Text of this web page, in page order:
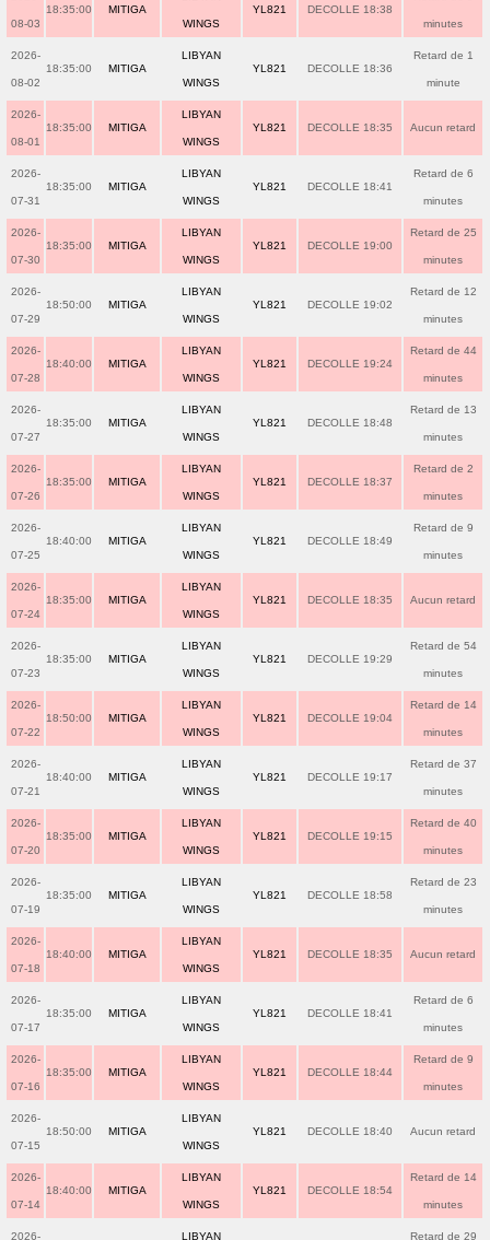
08-03
18:35:00 MITIGA
WINGS
YL821 DECOLLE 18:38
minutes
2026-
08-02
18:35:00 MITIGA
LIBYAN
WINGS
YL821 DECOLLE 18:36
Retard de 1
minute
2026-
08-01
18:35:00 MITIGA
LIBYAN
WINGS
YL821 DECOLLE 18:35 Aucun retard
2026-
07-31
18:35:00 MITIGA
LIBYAN
WINGS
YL821 DECOLLE 18:41
Retard de 6
minutes
2026-
07-30
18:35:00 MITIGA
LIBYAN
WINGS
YL821 DECOLLE 19:00
Retard de 25
minutes
2026-
07-29
18:50:00 MITIGA
LIBYAN
WINGS
YL821 DECOLLE 19:02
Retard de 12
minutes
2026-
07-28
18:40:00 MITIGA
LIBYAN
WINGS
YL821 DECOLLE 19:24
Retard de 44
minutes
2026-
07-27
18:35:00 MITIGA
LIBYAN
WINGS
YL821 DECOLLE 18:48
Retard de 13
minutes
2026-
07-26
18:35:00 MITIGA
LIBYAN
WINGS
YL821 DECOLLE 18:37
Retard de 2
minutes
2026-
07-25
18:40:00 MITIGA
LIBYAN
WINGS
YL821 DECOLLE 18:49
Retard de 9
minutes
2026-
07-24
18:35:00 MITIGA
LIBYAN
WINGS
YL821 DECOLLE 18:35 Aucun retard
2026-
07-23
18:35:00 MITIGA
LIBYAN
WINGS
YL821 DECOLLE 19:29
Retard de 54
minutes
2026-
07-22
18:50:00 MITIGA
LIBYAN
WINGS
YL821 DECOLLE 19:04
Retard de 14
minutes
2026-
07-21
18:40:00 MITIGA
LIBYAN
WINGS
YL821 DECOLLE 19:17
Retard de 37
minutes
2026-
07-20
18:35:00 MITIGA
LIBYAN
WINGS
YL821 DECOLLE 19:15
Retard de 40
minutes
2026-
07-19
18:35:00 MITIGA
LIBYAN
WINGS
YL821 DECOLLE 18:58
Retard de 23
minutes
2026-
07-18
18:40:00 MITIGA
LIBYAN
WINGS
YL821 DECOLLE 18:35 Aucun retard
2026-
07-17
18:35:00 MITIGA
LIBYAN
WINGS
YL821 DECOLLE 18:41
Retard de 6
minutes
2026-
07-16
18:35:00 MITIGA
LIBYAN
WINGS
YL821 DECOLLE 18:44
Retard de 9
minutes
2026-
07-15
18:50:00 MITIGA
LIBYAN
WINGS
YL821 DECOLLE 18:40 Aucun retard
2026-
07-14
18:40:00 MITIGA
LIBYAN
WINGS
YL821 DECOLLE 18:54
Retard de 14
minutes
2026- LIBYAN Retard de 29